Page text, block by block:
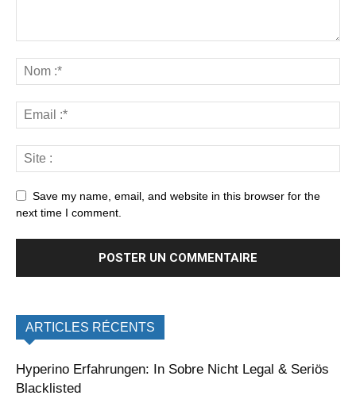
Save my name, email, and website in this browser for the
next time I comment.
ARTICLES RÉCENTS
Hyperino Erfahrungen: In Sobre Nicht Legal & Seriös
Blacklisted